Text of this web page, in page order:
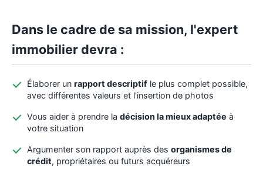
Dans le cadre de sa mission, l'expert
immobilier devra :
Élaborer un rapport descriptif le plus complet possible,
avec différentes valeurs et l'insertion de photos
Vous aider à prendre la décision la mieux adaptée à
votre situation
Argumenter son rapport auprès des organismes de
crédit, propriétaires ou futurs acquéreurs